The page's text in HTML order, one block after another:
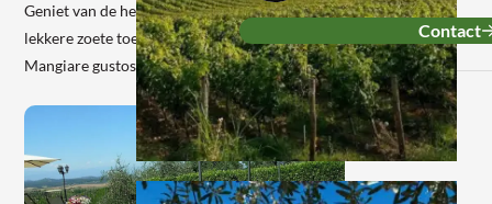
Geniet van de heerlijke wijnen van de streek,
lekkere zoete toetjes en lekkere pasta.
Mangiare gustoso!
Lees
meer
Contact